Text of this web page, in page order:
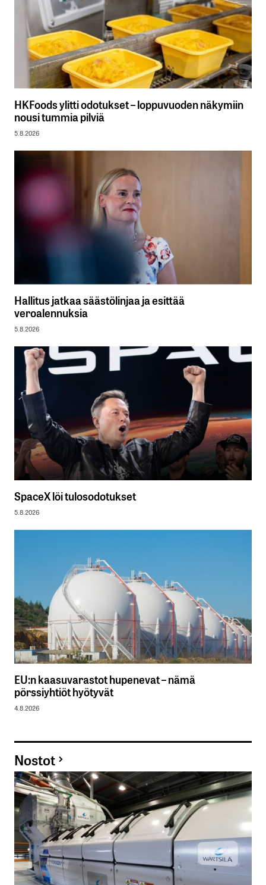
HKFoods ylitti odotukset – loppuvuoden näkymiin
nousi tummia pilviä
5.8.2026
Hallitus jatkaa säästölinjaa ja esittää
veroalennuksia
5.8.2026
SpaceX löi tulosodotukset
5.8.2026
EU:n kaasuvarastot hupenevat – nämä
pörssiyhtiöt hyötyvät
4.8.2026
Nostot